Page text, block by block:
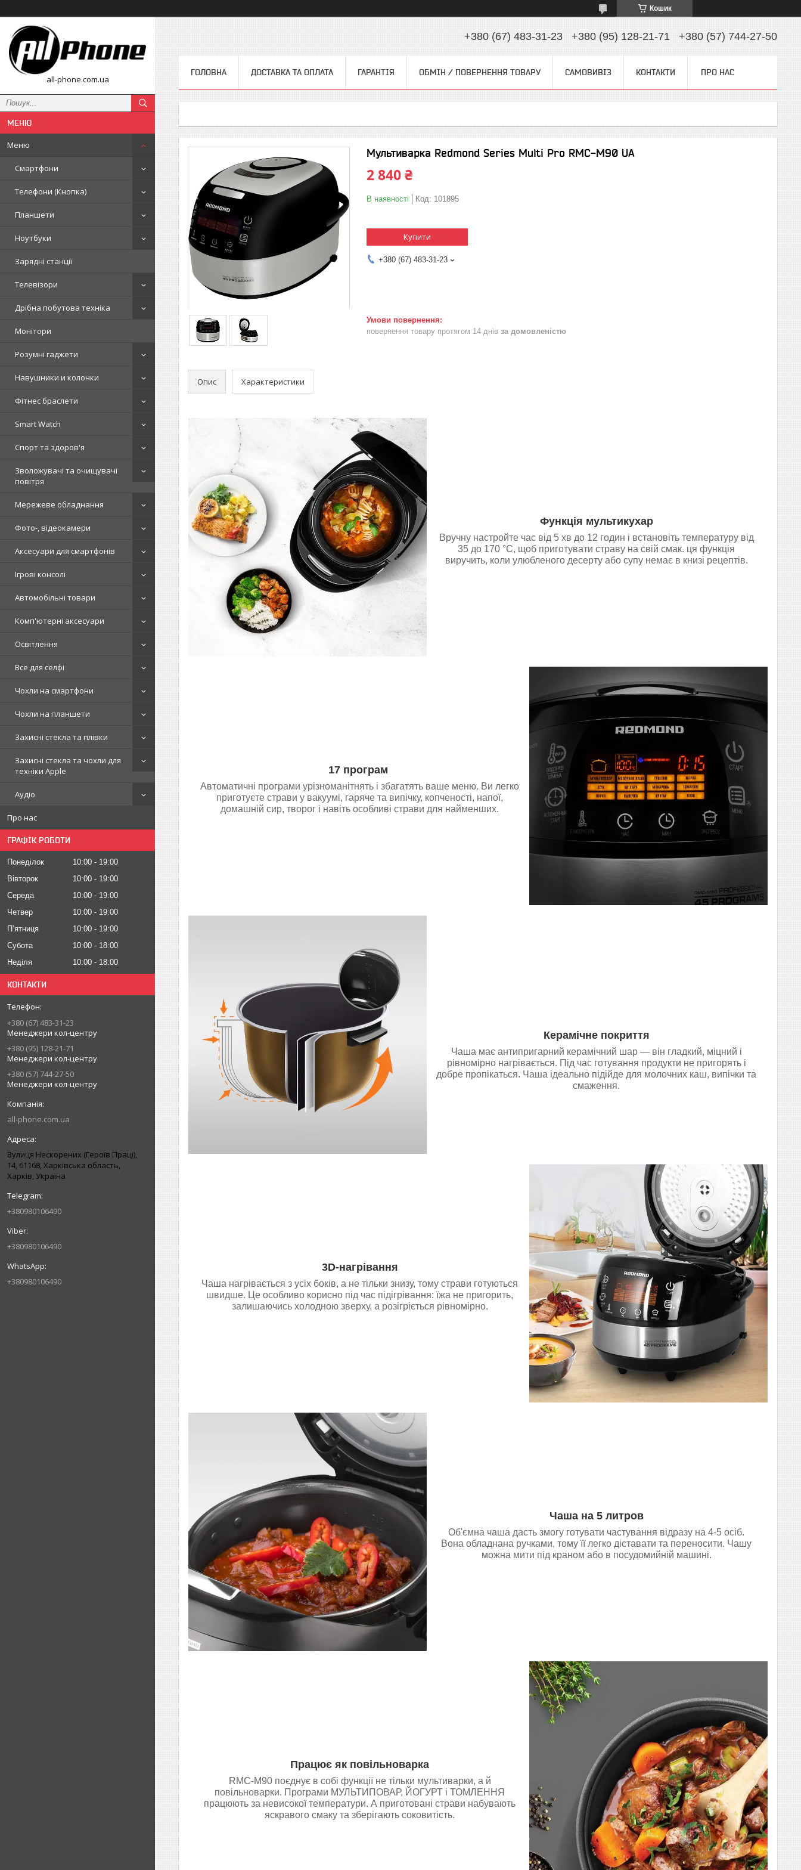
Кошик
all-phone.com.ua
Меню
Смартфони
Телефони (Кнопка)
Планшети
Ноутбуки
Зарядні станції
Телевізори
Дрібна побутова техніка
Монітори
Розумні гаджети
Навушники и колонки
Фітнес браслети
Smart Watch
Спорт та здоров'я
Зволожувачі та очищувачі
повітря
Мережеве обладнання
Фото-, відеокамери
Аксесуари для смартфонів
Ігрові консолі
Автомобільні товари
Комп'ютерні аксесуари
Освітлення
Все для селфі
Чохли на смартфони
Чохли на планшети
Захисні стекла та плівки
Захисні стекла та чохли для
техніки Apple
Аудіо
Про нас
ГРАФІК РОБОТИ
Понеділок 10:00
19:00
Вівторок
10:00
19:00
Середа
10:00
19:00
Четвер
10:00
19:00
Пʼятниця
10:00
19:00
Субота
10:00
18:00
Неділя
10:00 18:00
КОНТАКТИ
+380 (67) 483-31-23
Менеджери кол-центру
+380 (95) 128-21-71
Менеджери кол-центру
+380 (57) 744-27-50
Менеджери кол-центру
all-phone.com.ua
Вулиця Нескорених (Героїв Праці),
14, 61168, Харківська область,
Харків, Україна
+380980106490
+380980106490
+380980106490
+380 (67) 483-31-23 +380 (95) 128-21-71 +380 (57) 744-27-50
ГОЛОВНА ДОСТАВКА ТА ОПЛАТА ГАРАНТІЯ ОБМІН / ПОВЕРНЕННЯ ТОВАРУ САМОВИВІЗ КОНТАКТИ ПРО НАС
Мультиварка Redmond Series Multi Pro RMC-M90 UA
2 840 ₴
В наявності Код: 101895
Купити
+380 (67) 483-31-23
повернення товару протягом 14 днів за домовленістю
Опис Характеристики
Функція мультикухар
Вручну настройте час від 5 хв до 12 годин і встановіть температуру від
35 до 170 °C, щоб приготувати страву на свій смак. ця функція
виручить, коли улюбленого десерту або супу немає в книзі рецептів.
17 програм
Автоматичні програми урізноманітнять і збагатять ваше меню. Ви легко
приготуєте страви у вакуумі, гаряче та випічку, копченості, напої,
домашній сир, творог і навіть особливі страви для найменших.
Керамічне покриття
Чаша має антипригарний керамічний шар — він гладкий, міцний і
рівномірно нагрівається. Під час готування продукти не пригорять і
добре пропікаться. Чаша ідеально підійде для молочних каш, випічки та
смаження.
3D-нагрівання
Чаша нагрівається з усіх боків, а не тільки знизу, тому страви готуються
швидше. Це особливо корисно під час підігрівання: їжа не пригорить,
залишаючись холодною зверху, а розігріється рівномірно.
Чаша на 5 литров
Об'ємна чаша дасть змогу готувати частування відразу на 4-5 осіб.
Вона обладнана ручками, тому її легко діставати та переносити. Чашу
можна мити під краном або в посудомийній машині.
Працює як повільноварка
RMC-M90 поєднує в собі функції не тільки мультиварки, а й
повільноварки. Програми МУЛЬТИПОВАР, ЙОГУРТ і ТОМЛЕННЯ
працюють за невисокої температури. А приготовані страви набувають
яскравого смаку та зберігають соковитість.